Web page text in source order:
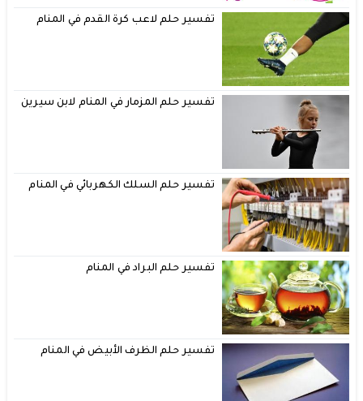
تفسير حلم لاعب كرة القدم في المنام
تفسير حلم المزمار في المنام لابن سيرين
تفسير حلم السلك الكهربائي في المنام
تفسير حلم البراد في المنام
تفسير حلم الظرف الأبيض في المنام